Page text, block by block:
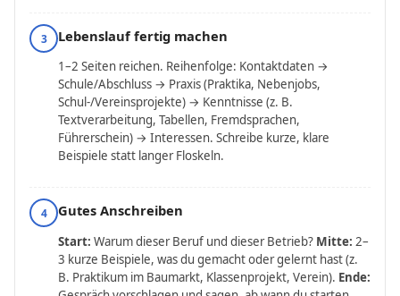
3 Lebenslauf fertig machen
1–2 Seiten reichen. Reihenfolge: Kontaktdaten →
Schule/Abschluss → Praxis (Praktika, Nebenjobs,
Schul-/Vereinsprojekte) → Kenntnisse (z. B.
Textverarbeitung, Tabellen, Fremdsprachen,
Führerschein) → Interessen. Schreibe kurze, klare
Beispiele statt langer Floskeln.
4 Gutes Anschreiben
Start: Warum dieser Beruf und dieser Betrieb? Mitte: 2–
3 kurze Beispiele, was du gemacht oder gelernt hast (z.
B. Praktikum im Baumarkt, Klassenprojekt, Verein). Ende: